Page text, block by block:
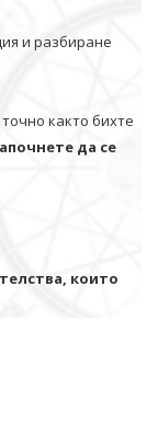
и разбиране
както бихте
да се
които